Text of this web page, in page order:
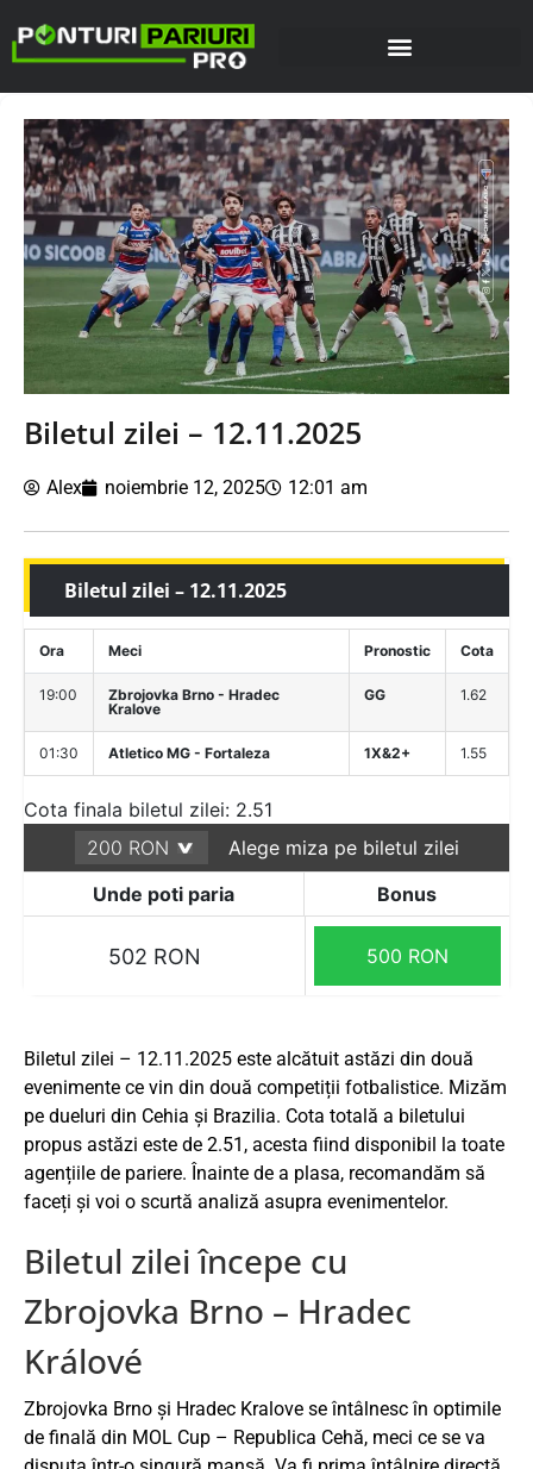
Biletul zilei – 12.11.2025
Alex noiembrie 12, 2025 12:01 am
Biletul zilei – 12.11.2025
Ora Meci Pronostic Cota
19:00
Zbrojovka Brno - Hradec
Kralove
GG 1.62
01:30 Atletico MG - Fortaleza 1X&2+ 1.55
Cota finala biletul zilei: 2.51
Alege miza pe biletul zilei
Unde poti paria
Bonus
502 RON 500 RON
Biletul zilei – 12.11.2025 este alcătuit astăzi din două
evenimente ce vin din două competiții fotbalistice. Mizăm
pe dueluri din Cehia și Brazilia. Cota totală a biletului
propus astăzi este de 2.51, acesta fiind disponibil la toate
agențiile de pariere. Înainte de a plasa, recomandăm să
faceți și voi o scurtă analiză asupra evenimentelor.
Biletul zilei începe cu
Zbrojovka Brno – Hradec
Králové
Zbrojovka Brno și Hradec Kralove se întâlnesc în optimile
de finală din MOL Cup – Republica Cehă, meci ce se va